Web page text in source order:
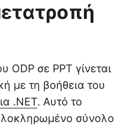
ODP σε PPT γίνεται
με τη βοήθεια του
.NET. Αυτό το
σύνολο